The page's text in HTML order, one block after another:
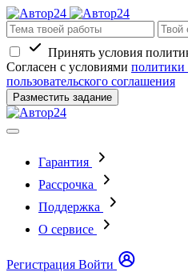
Принять условия
Согласен с условиями политики
пользовательского соглашения
Разместить задание
Гарантия
Рассрочка
Поддержка
О сервисе
Регистрация Войти